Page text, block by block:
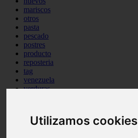
Utilizamos cookies
mariscos
otros
pasta
pescado
postres
producto
reposteria
tag
venezuela
verduras
Teruel - sarrión
Cádiz - algodonales